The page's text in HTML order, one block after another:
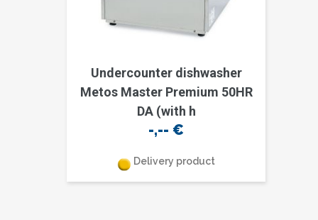
Undercounter dishwasher
Metos Master Premium 50HR
DA (with h
-,-- €
Delivery product